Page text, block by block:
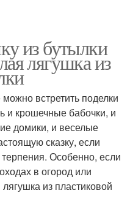
из бутылки
лягушка из
встретить поделки
и крошечные бабочки, и
домики, и веселые
сказку, если
Особенно, если
в огород или
из пластиковой